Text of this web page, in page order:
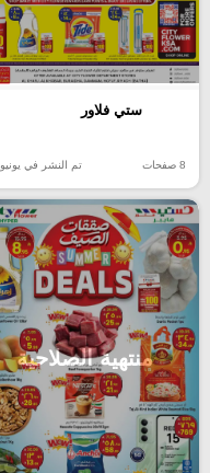
ستي فلاور
8 صفحات تم النشر في يونيو 23
منتهية الصلاحية